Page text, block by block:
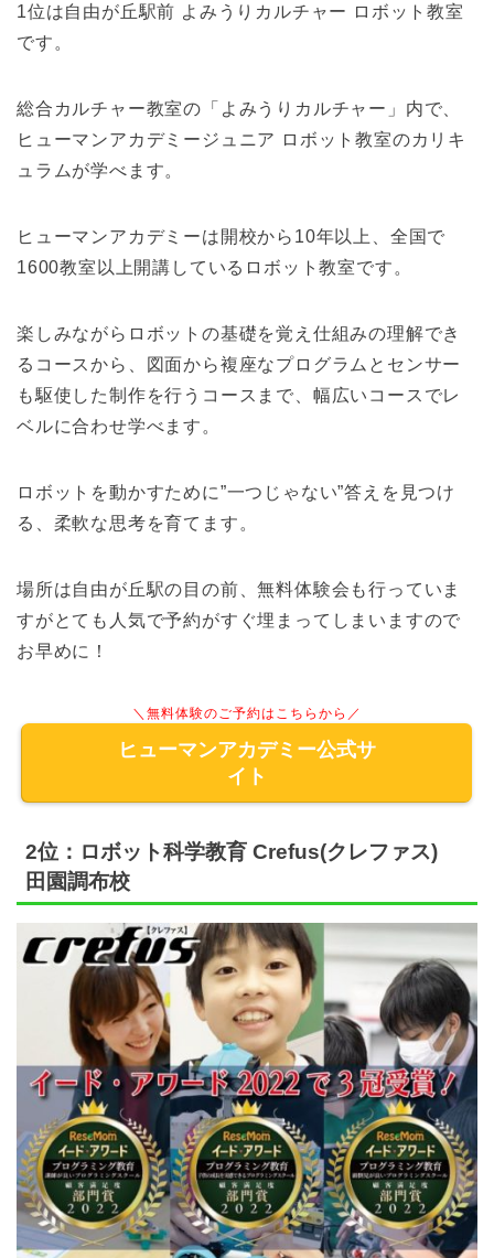
1位は自由が丘駅前 よみうりカルチャー ロボット教室
です。
総合カルチャー教室の「よみうりカルチャー」内で、
ヒューマンアカデミージュニア ロボット教室のカリキ
ュラムが学べます。
ヒューマンアカデミーは開校から10年以上、全国で
1600教室以上開講しているロボット教室です。
楽しみながらロボットの基礎を覚え仕組みの理解でき
るコースから、図面から複座なプログラムとセンサー
も駆使した制作を行うコースまで、幅広いコースでレ
ベルに合わせ学べます。
ロボットを動かすために”一つじゃない”答えを見つけ
る、柔軟な思考を育てます。
場所は自由が丘駅の目の前、無料体験会も行っていま
すがとても人気で予約がすぐ埋まってしまいますので
お早めに！
＼無料体験のご予約はこちらから／
ヒューマンアカデミー公式サ
イト
2位：ロボット科学教育 Crefus(クレファス)
田園調布校